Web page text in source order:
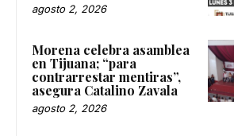
agosto 2, 2026
Morena celebra asamblea
en Tijuana; “para
contrarrestar mentiras”,
asegura Catalino Zavala
agosto 2, 2026